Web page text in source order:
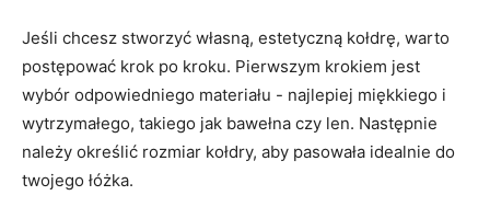
Jeśli chcesz ⁤stworzyć własną, estetyczną kołdrę, warto
postępować krok po kroku. Pierwszym krokiem jest
wybór odpowiedniego⁢ materiału ‌- najlepiej miękkiego⁣ i
wytrzymałego, takiego jak bawełna czy len. Następnie
należy określić rozmiar ‌kołdry, aby pasowała idealnie do
twojego łóżka.